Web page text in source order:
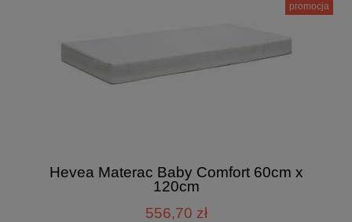
Hevea Materac Baby Comfort 60cm x
120cm
556,70 zł
promocja